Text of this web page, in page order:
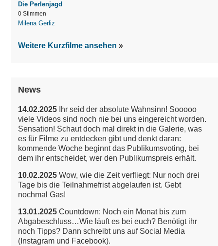
Die Perlenjagd
0 Stimmen
Milena Gerliz
Weitere Kurzfilme ansehen
News
14.02.2025 Ihr seid der absolute Wahnsinn! Sooooo
viele Videos sind noch nie bei uns eingereicht worden.
Sensation! Schaut doch mal direkt in die Galerie, was
es für Filme zu entdecken gibt und denkt daran:
kommende Woche beginnt das Publikumsvoting, bei
dem ihr entscheidet, wer den Publikumspreis erhält.
10.02.2025 Wow, wie die Zeit verfliegt: Nur noch drei
Tage bis die Teilnahmefrist abgelaufen ist. Gebt
nochmal Gas!
13.01.2025 Countdown: Noch ein Monat bis zum
Abgabeschluss…Wie läuft es bei euch? Benötigt ihr
noch Tipps? Dann schreibt uns auf Social Media
(Instagram und Facebook).